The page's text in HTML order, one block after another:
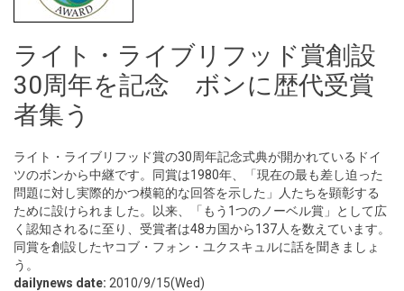
ライト・ライブリフッド賞創設
30周年を記念 ボンに歴代受賞
者集う
ライト・ライブリフッド賞の30周年記念式典が開かれているドイ
ツのボンから中継です。同賞は1980年、「現在の最も差し迫った
問題に対し実際的かつ模範的な回答を示した」人たちを顕彰する
ために設けられました。以来、「もう1つのノーベル賞」として広
く認知されるに至り、受賞者は48カ国から137人を数えています。
同賞を創設したヤコブ・フォン・ユクスキュルに話を聞きましょ
う。
dailynews date: 2010/9/15(Wed)